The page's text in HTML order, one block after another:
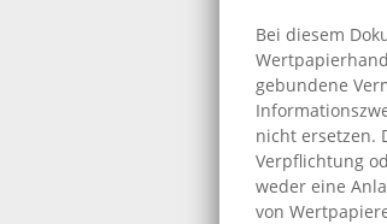
Bei diesem
gebundene
nicht ersetzen.
Verpflichtung
weder eine
von